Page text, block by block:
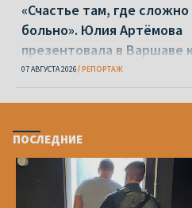
«Счастье там, где сложно
больно». Юлия Артёмова
презентовала в Варшаве
«Пока я искала слова»
07 АВГУСТА 2026 РЕПОРТАЖ
ПОСЛЕДНИЕ